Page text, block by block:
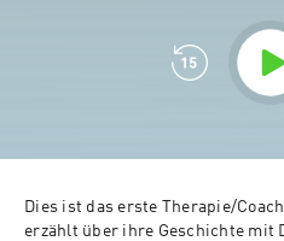
Dies ist das erste Therapie/
erzählt über ihre Geschichte mit